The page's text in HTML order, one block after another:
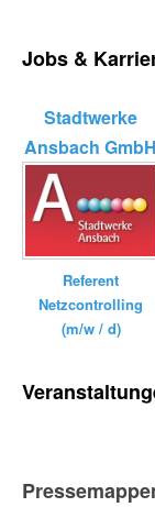
Jobs &
Stadtwerke
Ansbach GmbH
Referent
Netzcontrolling
(m/w / d)